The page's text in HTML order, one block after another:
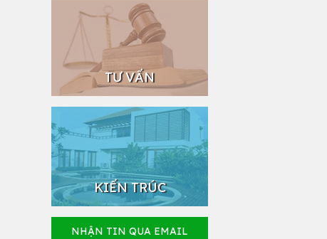
TƯ VẤN
KIẾN TRÚC
NHẬN TIN QUA EMAIL